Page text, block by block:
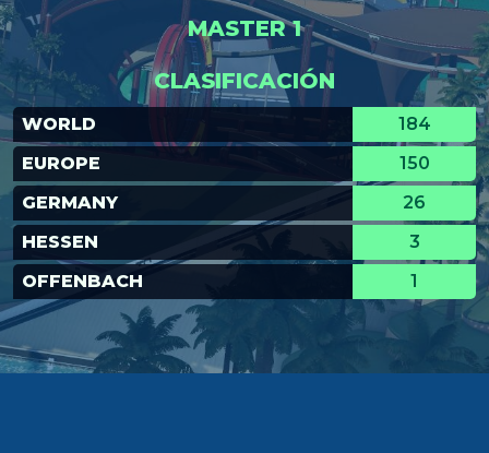
MASTER 1
CLASIFICACIÓN
WORLD
184
EUROPE
150
GERMANY
26
HESSEN
3
OFFENBACH
1